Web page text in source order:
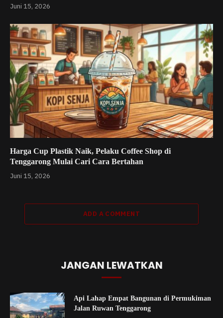
Juni 15, 2026
Harga Cup Plastik Naik, Pelaku Coffee Shop di
Tenggarong Mulai Cari Cara Bertahan
Juni 15, 2026
ADD A COMMENT
JANGAN LEWATKAN
Api Lahap Empat Bangunan di Permukiman
Jalan Ruwan Tenggarong